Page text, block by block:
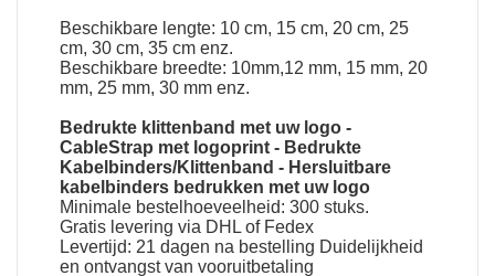
Beschikbare lengte: 10 cm, 15 cm, 20 cm, 25
cm, 30 cm, 35 cm enz.
Beschikbare breedte: 10mm,12 mm, 15 mm, 20
mm, 25 mm, 30 mm enz.
Bedrukte klittenband met uw logo -
CableStrap met logoprint - Bedrukte
Kabelbinders/Klittenband - Hersluitbare
kabelbinders bedrukken met uw logo
Minimale bestelhoeveelheid: 300 stuks.
Gratis levering via DHL of Fedex
Levertijd: 21 dagen na bestelling Duidelijkheid
en ontvangst van vooruitbetaling